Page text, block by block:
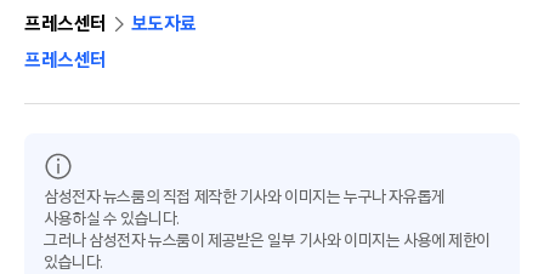
프레스센터
보도자료
프레스센터
삼성전자 뉴스룸의 직접 제작한 기사와 이미지는 누구나 자유롭게
사용하실 수 있습니다.
그러나 삼성전자 뉴스룸이 제공받은 일부 기사와 이미지는 사용에 제한이
있습니다.